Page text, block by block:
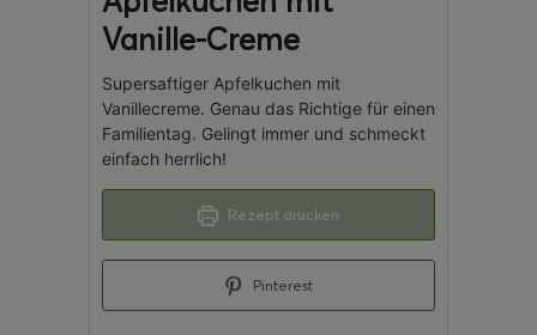
Vanille-Creme
Supersaftiger Apfelkuchen mit
Vanillecreme. Genau das Richtige für einen
Familientag. Gelingt immer und schmeckt
einfach herrlich!
Rezept drucken
Pinterest